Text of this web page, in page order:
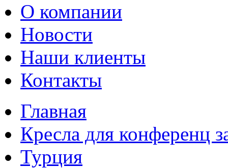
О компании
Новости
Наши клиенты
Контакты
Главная
Кресла для конференц
Турция